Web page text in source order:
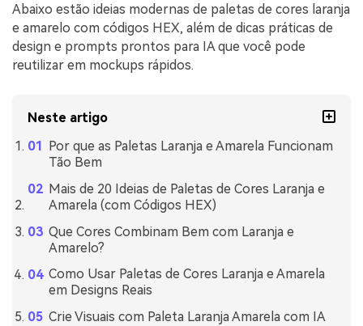
Abaixo estão ideias modernas de paletas de cores laranja
e amarelo com códigos HEX, além de dicas práticas de
design e prompts prontos para IA que você pode
reutilizar em mockups rápidos.
Neste artigo
Por que as Paletas Laranja e Amarela Funcionam
Tão Bem
Mais de 20 Ideias de Paletas de Cores Laranja e
Amarela (com Códigos HEX)
Que Cores Combinam Bem com Laranja e
Amarelo?
Como Usar Paletas de Cores Laranja e Amarela
em Designs Reais
Crie Visuais com Paleta Laranja Amarela com IA